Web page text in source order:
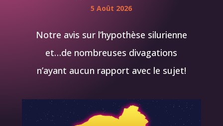
5 Août 2026
Notre avis sur l’hypothèse silurienne
et…de nombreuses divagations
n’ayant aucun rapport avec le sujet!